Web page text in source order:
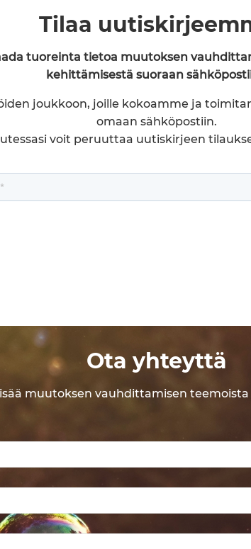
Tilaa
tuoreinta tietoa muutoksen
kehittämisestä suoraan
joukkoon, joille kokoamme ja
omaan sähköpostiin.
voit peruuttaa uutiskirjeen
Ota yhteyttä
muutoksen vauhdittamisen